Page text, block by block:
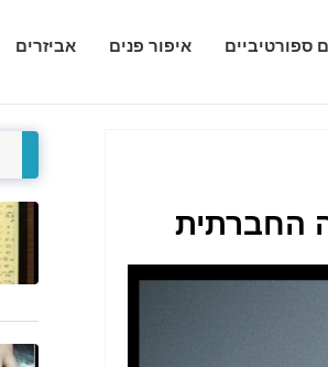
ספורטיביים איפור פנים אביזרים